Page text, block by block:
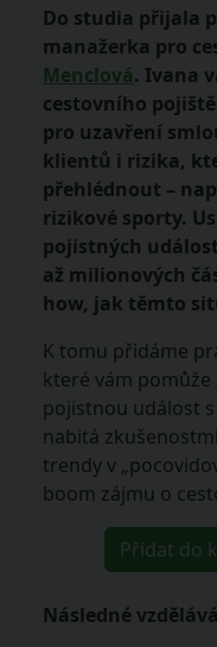
Do studia přijala
manažerka pro
Menclová. Ivana
cestovního
pro uzavření
klientů i rizika,
přehlédnout –
rizikové sporty.
pojistných
až milionových
how, jak těmto
K tomu přidáme
které vám
pojistnou událost
nabitá
trendy v
boom zájmu o
Přidat do
Následné